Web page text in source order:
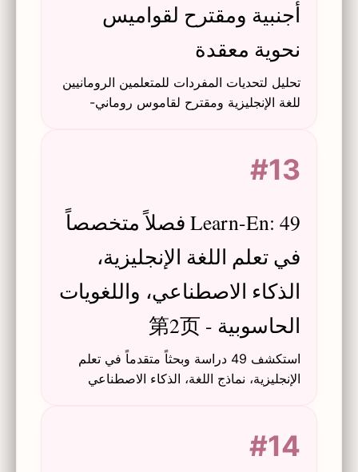
أجنبية ومقترح لقواميس
نحوية معقدة
تحليل لتحديات المفردات للمتعلمين الرومانيين
للغة الإنجليزية ومقترح لقاموس روماني-
#13
Learn-En: 49 فصلاً متخصصاً
في تعلم اللغة الإنجليزية،
الذكاء الاصطناعي، واللغويات
الحاسوبية - 第2页
استكشف 49 دراسة وبحثاً متقدماً في تعلم
الإنجليزية، نماذج اللغة، الذكاء الاصطناعي
#14